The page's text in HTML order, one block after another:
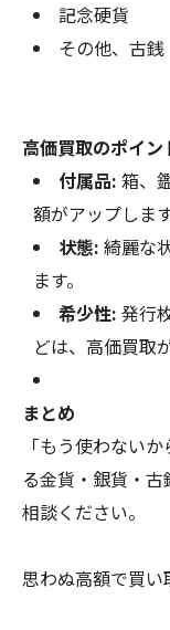
記念硬貨
その他、古銭
高価買取のポイン
付属品: 箱、
額がアップします
状態: 綺麗な
ます。
希少性: 発行
どは、高価買取
まとめ
「もう使わない
る金貨・銀貨・
相談ください。
思わぬ高額で買い